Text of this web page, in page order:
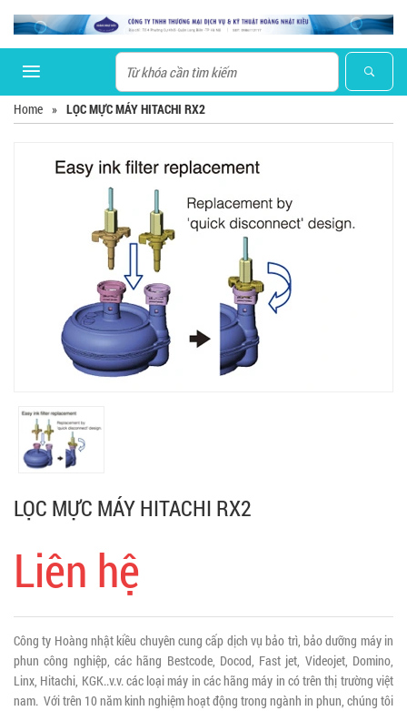
Home » LỌC MỰC MÁY HITACHI RX2
LỌC MỰC MÁY HITACHI RX2
Liên hệ
Công ty Hoàng nhật kiều chuyên cung cấp dịch vụ bảo trì, bảo dưỡng máy in
phun công nghiệp, các hãng Bestcode, Docod, Fast jet, Videojet, Domino,
Linx, Hitachi, KGK..v.v. các loại máy in các hãng máy in có trên thị trường việt
nam. Với trên 10 năm kinh nghiệm hoạt động trong ngành in phun, chúng tôi